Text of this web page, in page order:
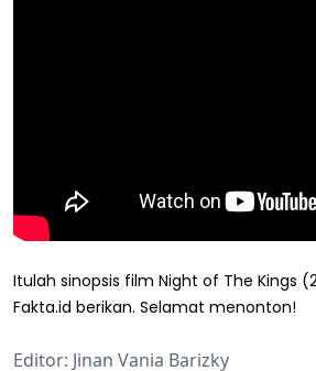
Itulah sinopsis film Night of The Kings
Fakta.id berikan. Selamat menonton!
Editor: Jinan Vania Barizky